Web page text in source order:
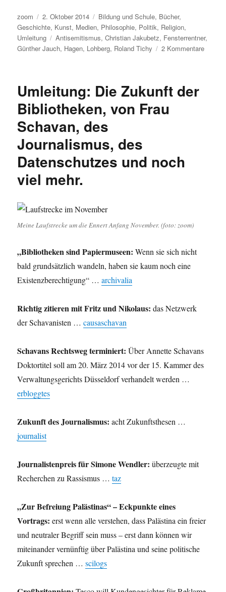
Autor
zoom
Veröffentlicht
am
2. Oktober 2014 Kategorien
Bildung und Schule, Bücher,
Geschichte, Kunst, Medien, Philosophie, Politik, Religion,
Umleitung
Schlagwörter
Antisemitismus,Christian Jakubetz, Fensterrentner,
Günther Jauch, Hagen, Lohberg, Roland Tichy 2 Kommentarezu
Umleitung: Die Zukunft der
Bibliotheken, von Frau
Schavan, des
Journalismus, des
Datenschutzes und noch
viel mehr.
Meine Laufstrecke um die Ennert Anfang November. (foto: zoom)
„Bibliotheken sind Papiermuseen: Wenn sie sich nicht
bald grundsätzlich wandeln, haben sie kaum noch eine
Existenzberechtigung“ …archivalia
Richtig zitieren mit Fritz und Nikolaus: das Netzwerk
der Schavanisten …causaschavan
Schavans Rechtsweg terminiert: Über Annette Schavans
Doktortitel soll am 20. März 2014 vor der 15. Kammer des
Verwaltungsgerichts Düsseldorf verhandelt werden …
erbloggtes
Zukunft des Journalismus: acht Zukunftsthesen …
journalist
Journalistenpreis für Simone Wendler: überzeugte mit
Recherchen zu Rassismus …taz
„Zur Befreiung Palästinas“ – Eckpunkte eines
Vortrags: erst wenn alle verstehen, dass Palästina ein freier
und neutraler Begriff sein muss – erst dann können wir
miteinander vernünftig über Palästina und seine politische
Zukunft sprechen …scilogs